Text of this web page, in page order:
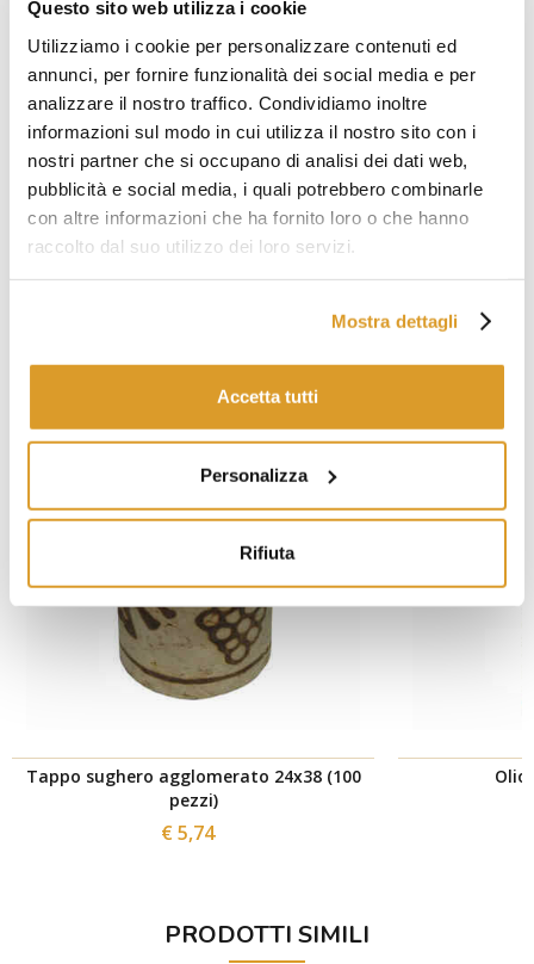
Questo sito web utilizza i cookie
Utilizziamo i cookie per personalizzare contenuti ed
annunci, per fornire funzionalità dei social media e per
analizzare il nostro traffico. Condividiamo inoltre
informazioni sul modo in cui utilizza il nostro sito con i
nostri partner che si occupano di analisi dei dati web,
pubblicità e social media, i quali potrebbero combinarle
con altre informazioni che ha fornito loro o che hanno
raccolto dal suo utilizzo dei loro servizi.
Mostra dettagli
Accetta tutti
Personalizza
Rifiuta
riempimento della bottiglia il travasatore automatico smette
di funzionare in autonomia.
Caratteristiche Travasatore Automatico
Lunghezza tubo mt 2,30
Diametro tubo: mm 12
Regolazione livello di riempimento
Filtro anti-fondo
Filo inox regolatore del livello di pescaggio
PRODOTTI CORRELATI
Tappo sughero agglomerato 24x38 (100
pezzi)
€ 5,74
Olio
PRODOTTI SIMILI